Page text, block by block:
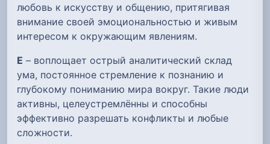
любовь к искусству и общению, притягивая
внимание своей эмоциональностью и живым
интересом к окружающим явлениям.
Е – воплощает острый аналитический склад
ума, постоянное стремление к познанию и
глубокому пониманию мира вокруг. Такие люди
активны, целеустремлённы и способны
эффективно разрешать конфликты и любые
сложности.